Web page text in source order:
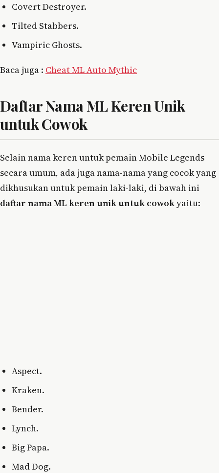
Covert Destroyer.
Tilted Stabbers.
Vampiric Ghosts.
Baca juga : Cheat ML Auto Mythic
Daftar Nama ML Keren Unik
untuk Cowok
Selain nama keren untuk pemain Mobile Legends
secara umum, ada juga nama-nama yang cocok yang
dikhusukan untuk pemain laki-laki, di bawah ini
daftar nama ML keren unik untuk cowokyaitu:
Aspect.
Kraken.
Bender.
Lynch.
Big Papa.
Mad Dog.